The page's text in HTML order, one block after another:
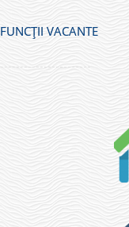
FUNCȚII VACANTE